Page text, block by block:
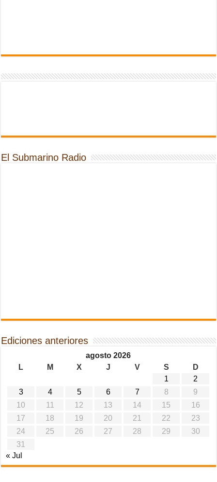
El Submarino Radio
Ediciones anteriores
agosto 2026
L
M X J V S
D
1
2
3
4 5 6 7 8
9
10
11 12 13 14 15
16
17
18 19 20 21 22
23
24
25 26 27 28 29
30
31
« Jul